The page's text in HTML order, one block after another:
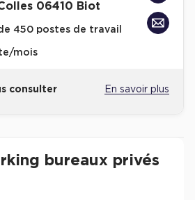
06410 Biot
450 postes de travail
mois
consulter En savoir plus
bureaux privés